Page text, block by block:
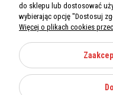
O nas
Informacje
Moje konto
do sklepu lub dostosować
wybierając opcję "Dostosuj
Więcej o plikach cookies